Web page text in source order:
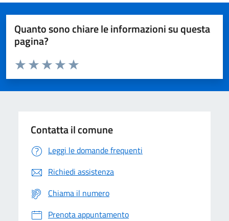
Quanto sono chiare le informazioni su questa
pagina?
Domanda
Valuta da 1 a 5 stelle la pagina
Valuta 5 stelle su 5
Valuta 4 stelle su 5
Valuta 3 stelle su 5
Valuta 2 stelle su 5
Valuta 1 stelle su 5
Contatta il comune
Leggi le domande frequenti
Richiedi assistenza
Chiama il numero
Prenota appuntamento